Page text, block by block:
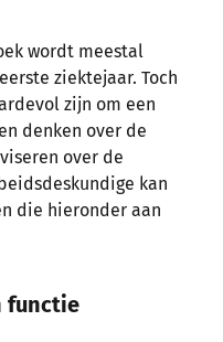
wordt meestal
ziektejaar. Toch
zijn om een
denken over de
over de
kan
die hieronder aan
functie